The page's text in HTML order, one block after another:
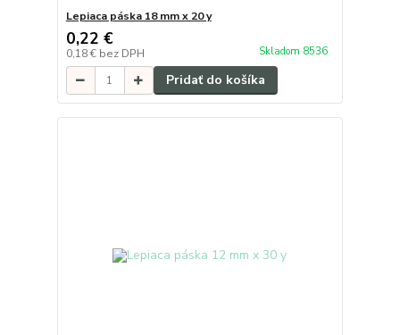
Lepiaca páska 18 mm x 20 y
0,22 €
0,18 € bez DPH Skladom 8536
Pridať do košíka